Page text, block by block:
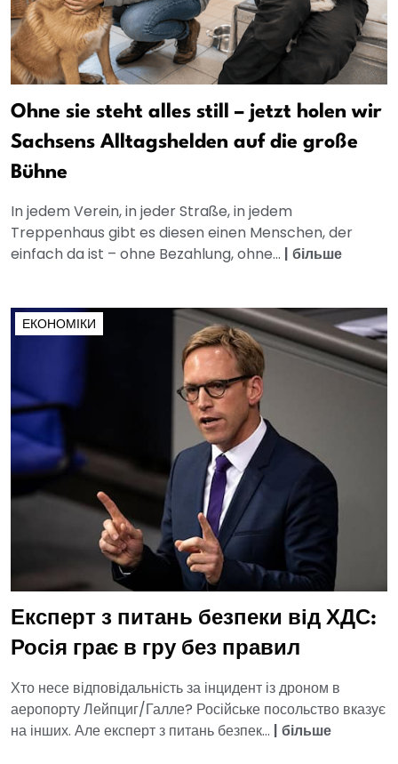
Ohne sie steht alles still – jetzt holen wir
Sachsens Alltagshelden auf die große
Bühne
In jedem Verein, in jeder Straße, in jedem
Treppenhaus gibt es diesen einen Menschen, der
einfach da ist – ohne Bezahlung, ohne... | більше
ЕКОНОМІКИ
Експерт з питань безпеки від ХДС:
Росія грає в гру без правил
Хто несе відповідальність за інцидент із дроном в
аеропорту Лейпциг/Галле? Російське посольство вказує
на інших. Але експерт з питань безпек... | більше